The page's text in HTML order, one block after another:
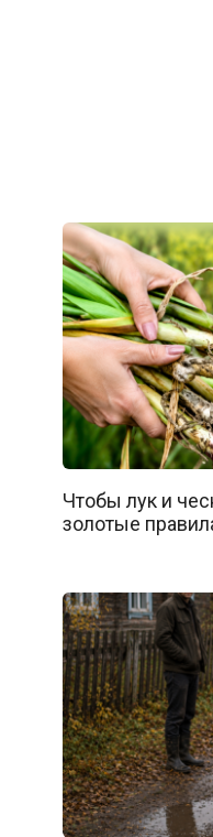
Чтобы лук и
золотые